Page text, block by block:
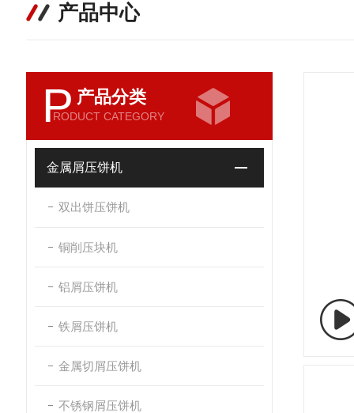
产品中心
P 产品分类
RODUCT CATEGORY
金属屑压饼机
双出饼压饼机
铜削压块机
铝屑压饼机
铁屑压饼机
金属切屑压饼机
不锈钢屑压饼机